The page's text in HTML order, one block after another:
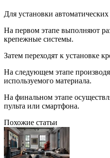
Для установки
На первом этапе выполняют
крепежные системы.
Затем переходят к установке
На следующем этапе
используемого материала.
На финальном этапе
пульта или смартфона.
Похожие статьи